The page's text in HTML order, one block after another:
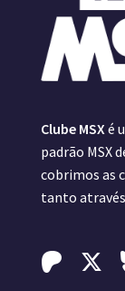
Clube MSX é
padrão MSX
cobrimos as
tanto